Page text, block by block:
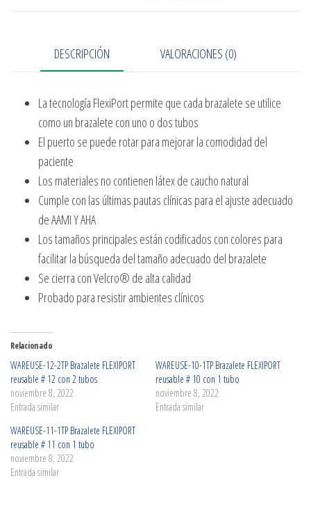
DESCRIPCIÓN VALORACIONES (0)
La tecnología FlexiPort permite que cada brazalete se utilice
como un brazalete con uno o dos tubos
El puerto se puede rotar para mejorar la comodidad del
paciente
Los materiales no contienen látex de caucho natural
Cumple con las últimas pautas clínicas para el ajuste adecuado
de AAMI Y AHA
Los tamaños principales están codificados con colores para
facilitar la búsqueda del tamaño adecuado del brazalete
Se cierra con Velcro® de alta calidad
Probado para resistir ambientes clínicos
Relacionado
WAREUSE-12-2TP Brazalete FLEXIPORT
reusable # 12 con 2 tubos
noviembre 8, 2022
Entrada similar
WAREUSE-10-1TP Brazalete FLEXIPORT
reusable # 10 con 1 tubo
noviembre 8, 2022
Entrada similar
WAREUSE-11-1TP Brazalete FLEXIPORT
reusable # 11 con 1 tubo
noviembre 8, 2022
Entrada similar